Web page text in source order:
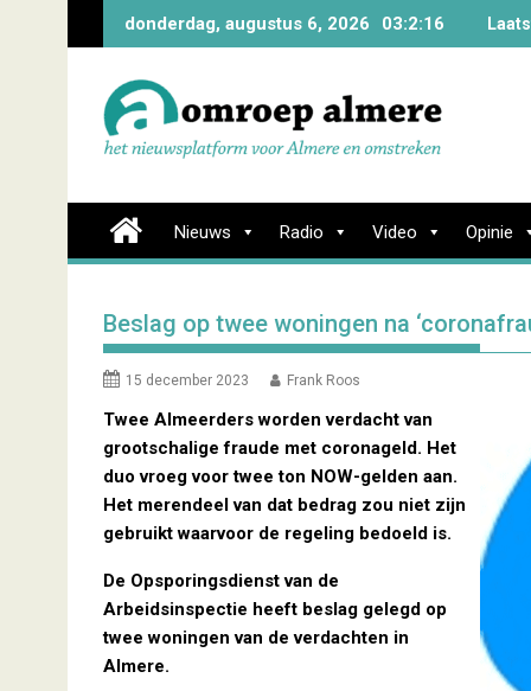
donderdag, augustus 6, 2026 03:2:17
Nieuws Radio Video Opinie
Beslag op twee woningen na
15 december 2023 Frank Roos
Twee Almeerders worden verdacht van
grootschalige fraude met coronageld. Het
duo vroeg voor twee ton NOW-gelden aan.
Het merendeel van dat bedrag zou niet zijn
gebruikt waarvoor de regeling bedoeld is.
De Opsporingsdienst van de
Arbeidsinspectie heeft beslag gelegd op
twee woningen van de verdachten in
Almere.